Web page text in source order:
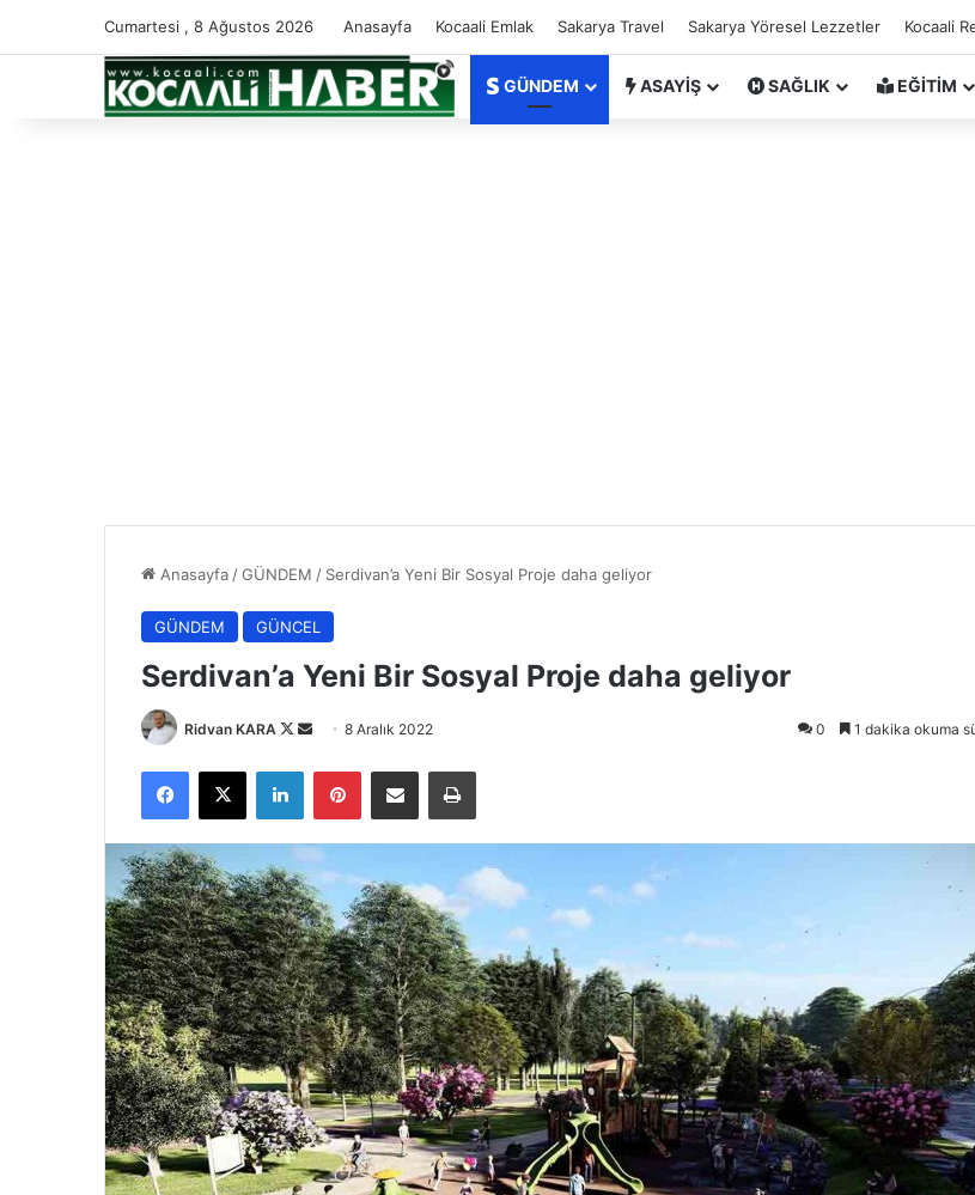
Cumartesi , 8 Ağustos 2026 Anasayfa Kocaali Emlak Sakarya Travel Sakarya Yöresel Lezzetler Kocaali
GÜNDEM ASAYİŞ SAĞLIK EĞİTİM
Anasayfa /GÜNDEM / Serdivan’a Yeni Bir Sosyal Proje daha geliyor
GÜNDEM GÜNCEL
Serdivan’a Yeni Bir Sosyal Proje daha geliyor
Ridvan KARA
Follow
Bir
posta
göndermek
8 Aralık 2022 0 1 dakika okuma
Facebook
X LinkedInPinterestE-Posta ile paylaş Yazdır